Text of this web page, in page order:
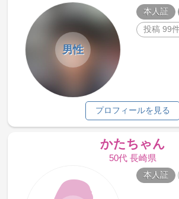
男性
本人証
投稿 99
プロフィールを見る
かたちゃん
50代 長崎県
本人証